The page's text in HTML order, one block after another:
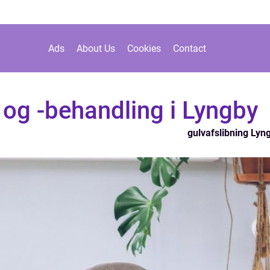
Ads About Us Cookies Contact
-behandling i Lyngby
gulvafslibning